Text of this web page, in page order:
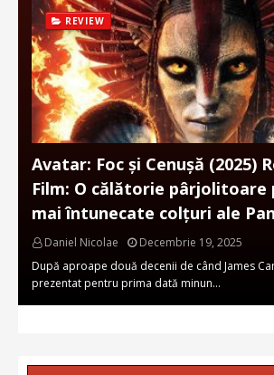
REVIEW
Avatar: Foc și Cenușă (2025)
Film: O călătorie pârjolitoare
mai întunecate colțuri ale
Daniel Nicolae
Decembrie 19, 2025
După aproape două decenii de când James
prezentat pentru prima dată minun…